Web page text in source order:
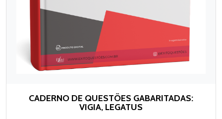
CADERNO DE QUESTÕES GABARITADAS:
VIGIA, LEGATUS